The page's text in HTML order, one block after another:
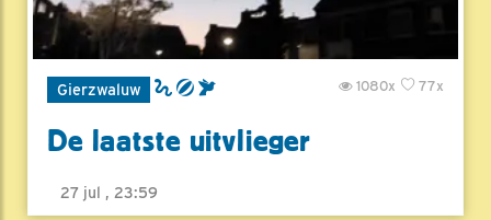
Gierzwaluw 77x
1080x
De laatste uitvlieger
27 jul , 23:59